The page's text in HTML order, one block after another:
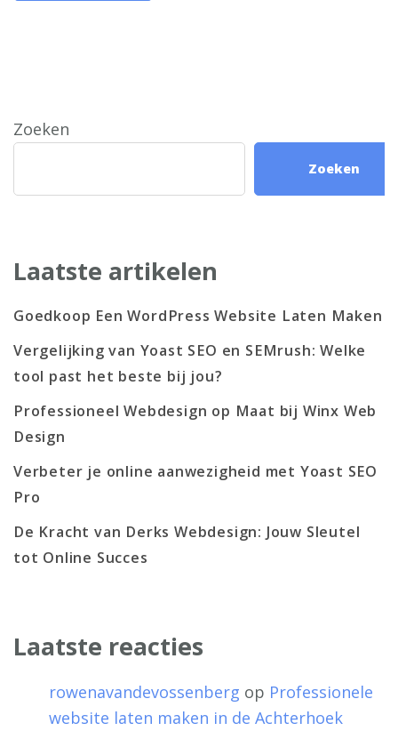
Zoeken
Zoeken
Laatste artikelen
Goedkoop Een WordPress Website Laten Maken
Vergelijking van Yoast SEO en SEMrush: Welke
tool past het beste bij jou?
Professioneel Webdesign op Maat bij Winx Web
Design
Verbeter je online aanwezigheid met Yoast SEO
Pro
De Kracht van Derks Webdesign: Jouw Sleutel
tot Online Succes
Laatste reacties
rowenavandevossenberg op Professionele
website laten maken in de Achterhoek